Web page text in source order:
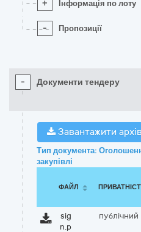
+ Інформація по лоту
- Пропозиції
- Документи тендеру
Завантажити
Тип документа:
закупівлі
ФАЙЛ
sig
n.p
публічний